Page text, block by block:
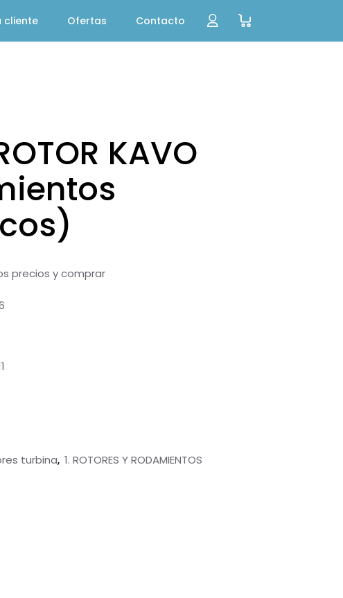
cliente Ofertas Contacto
KAVO
precios y comprar
turbina, 1. ROTORES Y RODAMIENTOS